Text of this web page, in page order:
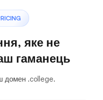
яке не
гаманець
домен .college.